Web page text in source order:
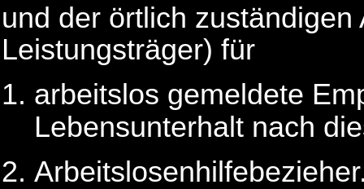
und der örtlich
Leistungsträger) für
arbeitslos gemeldete
Lebensunterhalt nach